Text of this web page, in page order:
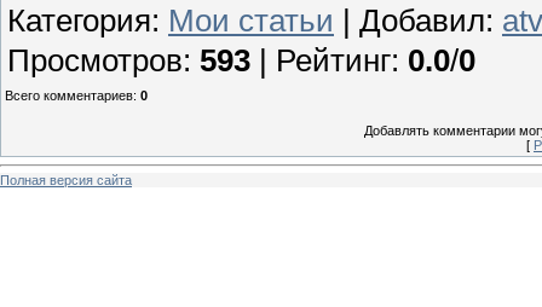
Категория: Мои статьи Добавил: atv
Просмотров: 593 Рейтинг: 0.0/0
Всего комментариев: 0
Добавлять комментарии
[
Полная версия сайта